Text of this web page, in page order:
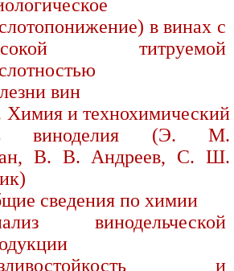
в винах с
титруемой
вин
Химия и технохимический
виноделия (Э. М.
В. В. Андреев, С. Ш.
сведения по химии
винодельческой
и